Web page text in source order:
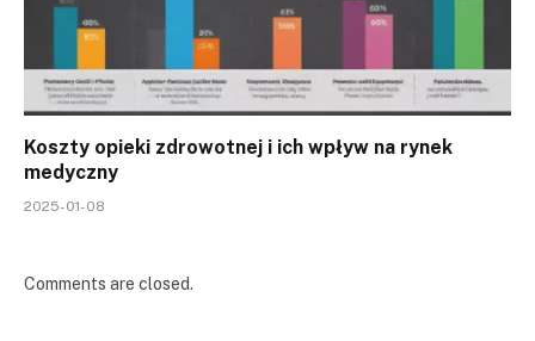
Koszty opieki zdrowotnej i ich wpływ na rynek
medyczny
2025-01-08
Comments are closed.